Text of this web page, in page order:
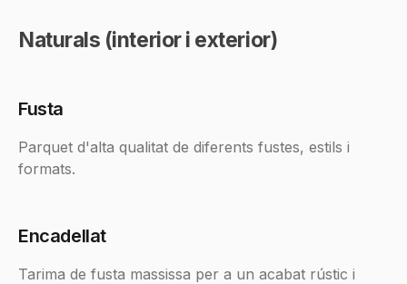
Naturals (interior i exterior)
Fusta
Parquet d'alta qualitat de diferents fustes, estils i
formats.
Encadellat
Tarima de fusta massissa per a un acabat rústic i